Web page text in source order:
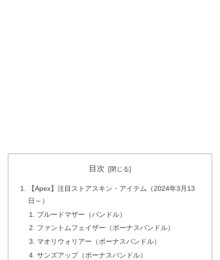
目次
【Apex】注目ストアスキン・アイテム（2024年3月13
日～）
ブルードマザー（バンドル）
ファントムフェイザー（ボーナスバンドル）
マオリウォリアー（ボーナスバンドル）
サンズアップ（ボーナスバンドル）